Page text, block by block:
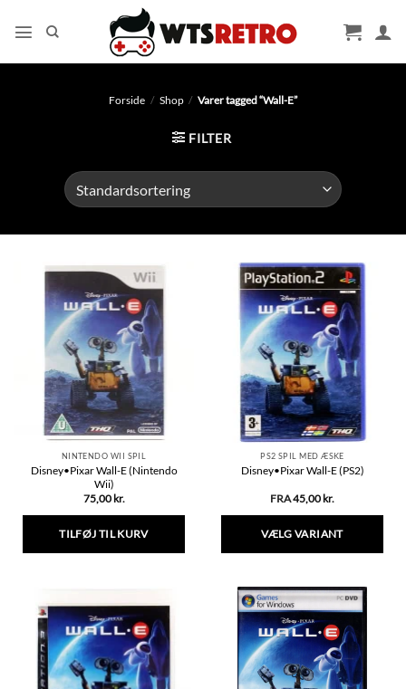
Forside / Shop / Varer tagged “Wall-E”
FILTER
NINTENDO WII SPIL
Disney•Pixar Wall-E (Nintendo
Wii)
75,00 kr.
TILFØJ TIL KURV
PS2 SPIL MED ÆSKE
Disney•Pixar Wall-E (PS2)
FRA45,00 kr.
VÆLG VARIANT
har
flere
varianter.
Mulighederne
kan
vælges